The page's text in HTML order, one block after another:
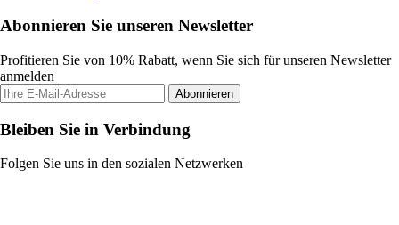
Abonnieren Sie unseren Newsletter
Profitieren Sie von 10% Rabatt, wenn Sie sich für unseren Newsletter
anmelden
Abonnieren
Bleiben Sie in Verbindung
Folgen Sie uns in den sozialen Netzwerken